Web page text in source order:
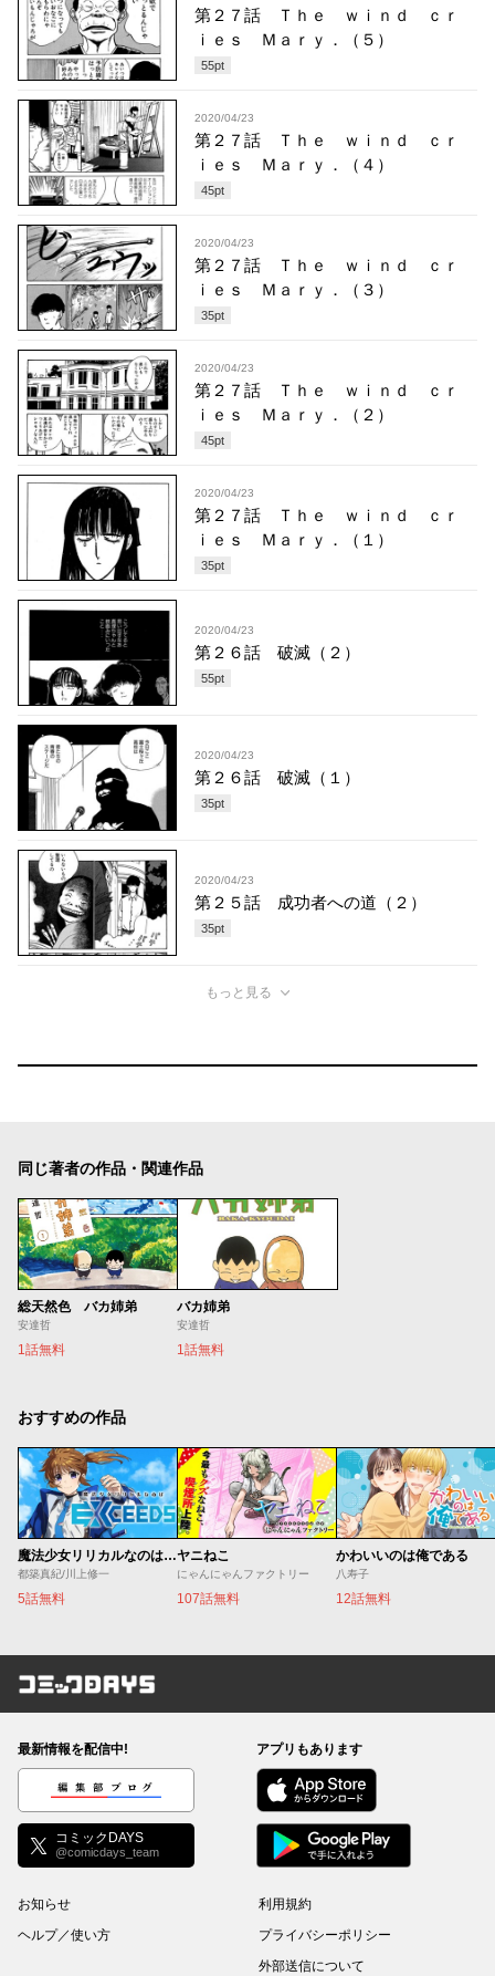
第２７話 Ｔｈｅ ｗｉｎｄ ｃｒ
ｉｅｓ Ｍａｒｙ．（５）
55pt
2020/04/23
第２７話 Ｔｈｅ ｗｉｎｄ ｃｒ
ｉｅｓ Ｍａｒｙ．（４）
45pt
2020/04/23
第２７話 Ｔｈｅ ｗｉｎｄ ｃｒ
ｉｅｓ Ｍａｒｙ．（３）
35pt
2020/04/23
第２７話 Ｔｈｅ ｗｉｎｄ ｃｒ
ｉｅｓ Ｍａｒｙ．（２）
45pt
2020/04/23
第２７話 Ｔｈｅ ｗｉｎｄ ｃｒ
ｉｅｓ Ｍａｒｙ．（１）
35pt
2020/04/23
第２６話 破滅（２）
55pt
2020/04/23
第２６話 破滅（１）
35pt
2020/04/23
第２５話 成功者への道（２）
35pt
もっと見る
同じ著者の作品・関連作品
総天然色 バカ姉弟
安達哲
1話無料
バカ姉弟
安達哲
1話無料
おすすめの作品
魔法少女リリカルなのは EXCEEDS
都築真紀/川上修一
5話無料
ヤニねこ
にゃんにゃんファクトリー
107話無料
かわいいのは俺である
八寿子
12話無料
コミックDAYS
最新情報を配信中!
編集部ブログ
コミックDAYS
@comicdays_team
アプリもあります
お知らせ
ヘルプ／使い方
利用規約
プライバシーポリシー
外部送信について